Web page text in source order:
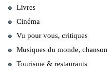
Livres
Cinéma
Vu pour vous, critiques
Musiques du monde, chanson
Tourisme & restaurants